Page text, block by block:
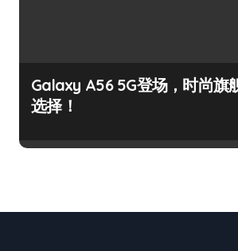
Galaxy A56 5G登场，时尚旗
选择！